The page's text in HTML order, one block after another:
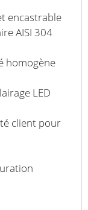
encastrable
AISI 304
homogène
LED
client pour